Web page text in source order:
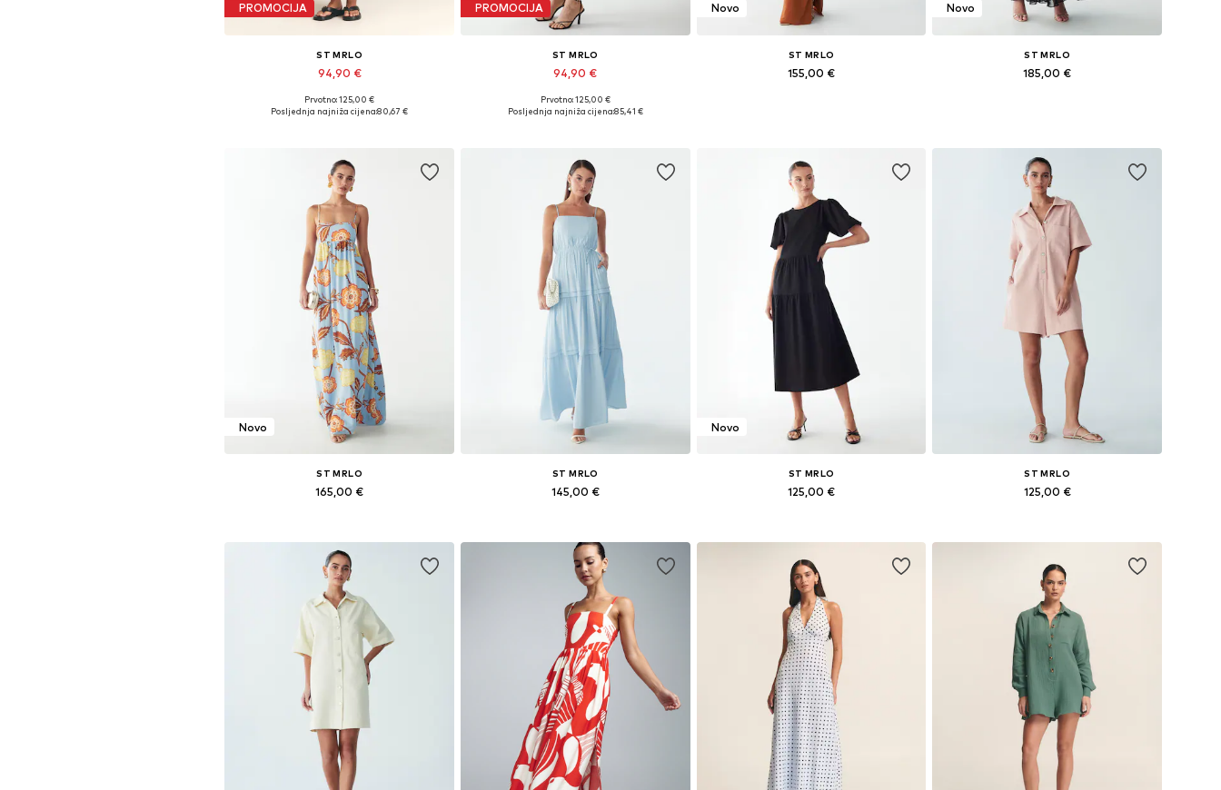
PROMOCIJA
ST MRLO
94,90 €
Dostupno u više veličina
Prvotno: 125,00 €
Posljednja najniža cijena:80,67 €
PROMOCIJA
ST MRLO
94,90 €
Dostupne veličine: 36, 38, 40, 42, 44
Prvotno: 125,00 €
Posljednja najniža cijena:85,41 €
Novo
ST MRLO
155,00 €
Novo
ST MRLO
185,00 €
Novo
ST MRLO
165,00 €
Dodaj u košaricu
ST MRLO
145,00 €
Dodaj u košaricu
Novo
ST MRLO
125,00 €
ST MRLO
125,00 €